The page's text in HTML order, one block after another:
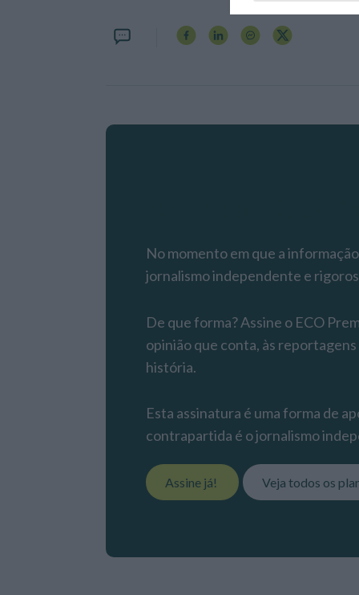
No momento em que a
jornalismo independente e
De que forma? Assine o ECO
opinião que conta, às
história.
Esta assinatura é uma forma de
contrapartida é o jornalismo
Assine já! Veja todos os